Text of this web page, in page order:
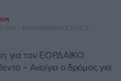
ΜΜ - ΕΝΗΜΕΡΏΘΗΚΕ ΣΤΙΣ 2
για τον ΕΟΡΔΑΙΚΟ
– Ανοίγει ο δρόμος για